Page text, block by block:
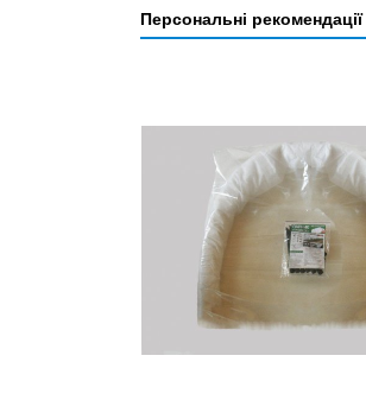
Персональні рекомендації